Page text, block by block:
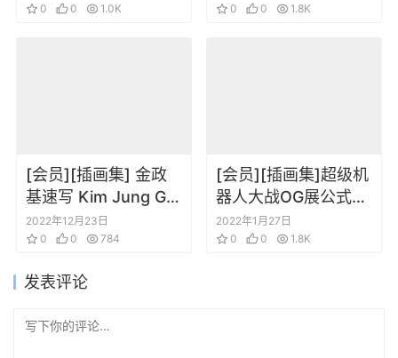
0
0 1.0K
Magazine
0
0 1.8K
[会员][插画集] 金政
基速写 Kim Jung Gi
– Sketchbook 2016
2022年12月23日
0
0 784
[会员][插画集]超级机
器人大战OG展公式图
录
2022年1月27日
0
0 1.8K
发表评论